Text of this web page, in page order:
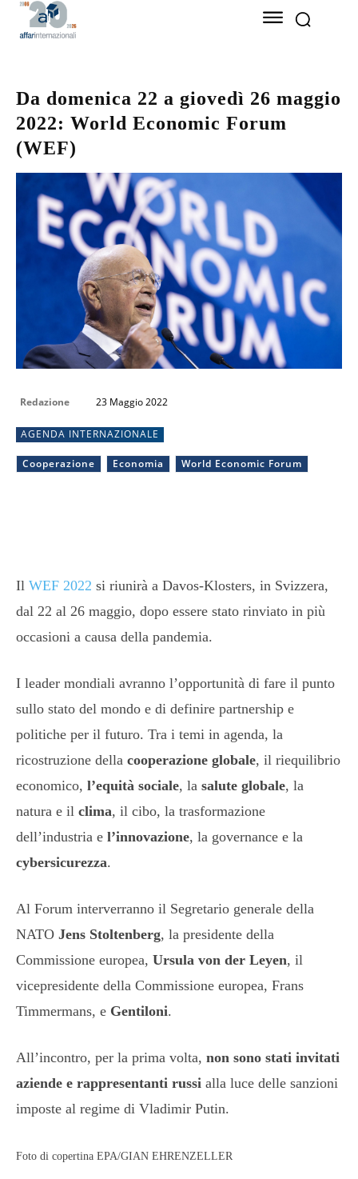
Da domenica 22 a giovedì 26 maggio
2022: World Economic Forum
(WEF)
Redazione 23 Maggio 2022
AGENDA INTERNAZIONALE
Cooperazione Economia World Economic Forum
Il WEF 2022 si riunirà a Davos-Klosters, in Svizzera,
dal 22 al 26 maggio, dopo essere stato rinviato in più
occasioni a causa della pandemia.
I leader mondiali avranno l’opportunità di fare il punto
sullo stato del mondo e di definire partnership e
politiche per il futuro. Tra i temi in agenda, la
ricostruzione della cooperazione globale, il riequilibrio
economico, l’equità sociale, la salute globale, la
natura e il clima, il cibo, la trasformazione
dell’industria e l’innovazione, la governance e la
cybersicurezza.
Al Forum interverranno il Segretario generale della
NATO Jens Stoltenberg, la presidente della
Commissione europea, Ursula von der Leyen, il
vicepresidente della Commissione europea, Frans
Timmermans, e Gentiloni.
All’incontro, per la prima volta, non sono stati invitati
aziende e rappresentanti russi alla luce delle sanzioni
imposte al regime di Vladimir Putin.
Foto di copertina EPA/GIAN EHRENZELLER